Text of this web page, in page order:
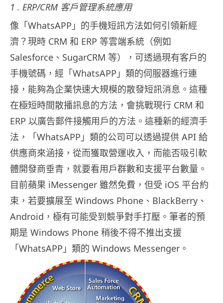
1 . ERP/CRM 客戶管理系統應用
像「WhatsAPP」的手機短訊方法如何引領新經
濟？現時 CRM 和 ERP 等雲端系統（例如
Salesforce、SugarCRM 等），可透過現有客戶的
手機號碼，經「WhatsAPP」類的伺服器進行連
接，能夠為企業快速大規模的散發短訊消息。這種
在極短時間散播訊息的方法，會挑戰現行 CRM 和
ERP 以廣告郵件接觸用戶的方法。這種新的經濟手
法，「WhatsAPP」類的公司可以透過提供 API 給
供應商來涵接，從而獲取營運收入，而能否吸引軟
體開發商垂青，就要看用戶群數和支援平台數量。
目前蘋果 iMessenger 雖然免費，但受 iOS 平台約
束，若要擴展至 Windows Phone、BlackBerry、
Android，極有可能受到競爭對手打壓。筆者的預
期是 Windows Phone 稍後不得不推出支援
「WhatsAPP」類的 Windows Messenger。